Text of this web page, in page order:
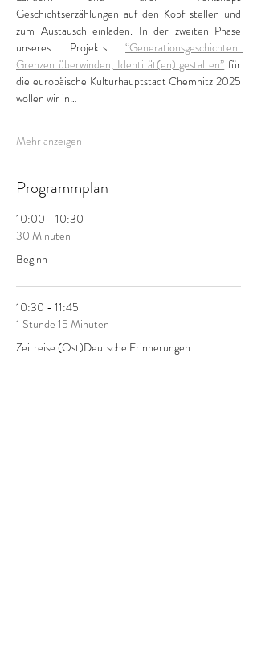
Geschichtserzählungen auf den Kopf stellen und
zum Austausch einladen. In der zweiten Phase
unseres Projekts “Generationsgeschichten:
Grenzen überwinden, Identität(en) gestalten” für
die europäische Kulturhauptstadt Chemnitz 2025
wollen wir in…
Mehr anzeigen
Programmplan
10:00 - 10:30
30 Minuten
Beginn
10:30 - 11:45
1 Stunde 15 Minuten
Zeitreise (Ost)Deutsche Erinnerungen